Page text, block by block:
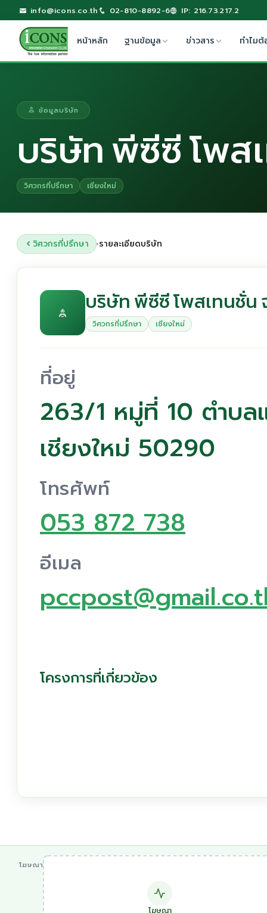
info@icons.co.th 02-810-8892-6 IP: 216.73.217.2
หน้าหลัก ฐานข้อมูล ข่าวสาร ทำไมต้
ข้อมูลบริษัท
บริษัท พีซีซี โพส
วิศวกรที่ปรึกษา เชียงใหม่
วิศวกรที่ปรึกษา ›รายละเอียดบริษัท
บริษัท พีซีซี โพสเทนชั่น
วิศวกรที่ปรึกษา เชียงใหม่
ที่อยู่
263/1 หมู่ที่ 10 ตำบล
เชียงใหม่ 50290
โทรศัพท์
053 872 738
อีเมล
โครงการที่เกี่ยวข้อง
โฆษณา
โฆษณา